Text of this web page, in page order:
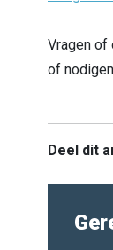
Vragen of
of
Deel dit